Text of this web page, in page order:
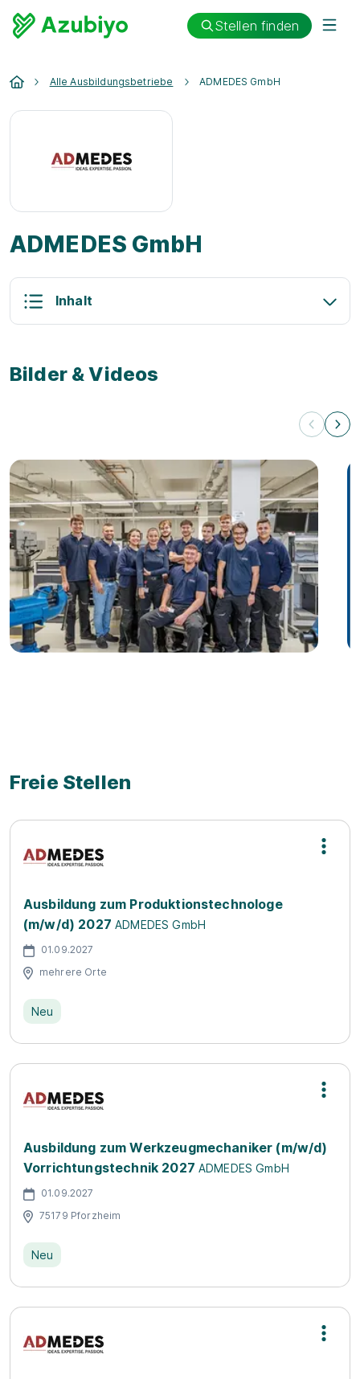
Stellen finden
Alle Ausbildungsbetriebe ADMEDES GmbH
ADMEDES GmbH
Inhalt
Bilder & Videos
Freie Stellen
Ausbildung zum Produktionstechnologe
(m/w/d) 2027 ADMEDES GmbH
01.09.2027
mehrere Orte
Neu
Ausbildung zum Werkzeugmechaniker (m/w/d)
Vorrichtungstechnik 2027 ADMEDES GmbH
01.09.2027
75179 Pforzheim
Neu